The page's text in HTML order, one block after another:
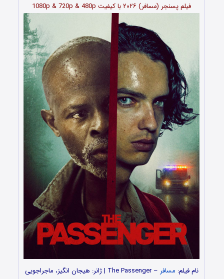
فیلم پسنجر (مسافر) ۲۰۲۶ با کیفیت 1080p & 720p & 480p
نام فیلم: مسافر
– The Passenger | ژانر: هیجان انگیز، ماجراجویی